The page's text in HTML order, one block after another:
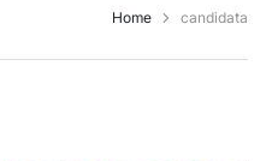
Home candidata